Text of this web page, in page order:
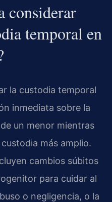
considerar
temporal en
la custodia temporal
inmediata sobre la
un menor mientras
más amplio.
cambios súbitos
para cuidar al
o negligencia, o la